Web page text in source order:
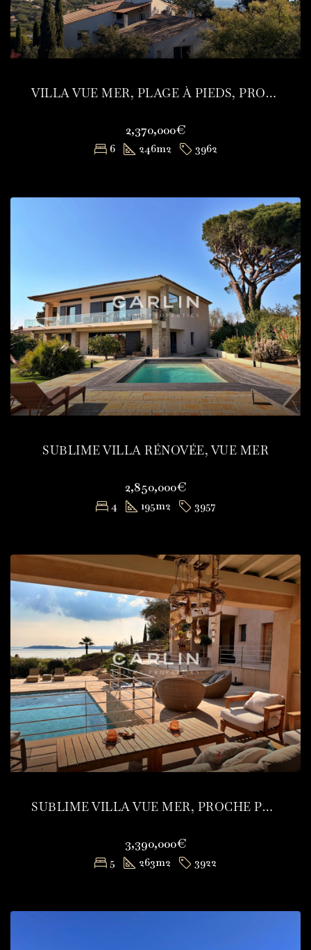
VILLA VUE MER, PLAGE À PIEDS, PROCHE CENTRE-VILLE
2,370,000€
6 246m2 3962
SUBLIME VILLA RÉNOVÉE, VUE MER
2,850,000€
4 195m2 3957
SUBLIME VILLA VUE MER, PROCHE PLAGE ET CENTRE
3,390,000€
5 263m2 3922